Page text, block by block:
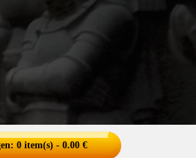
: 0 item(s) - 0.00 €